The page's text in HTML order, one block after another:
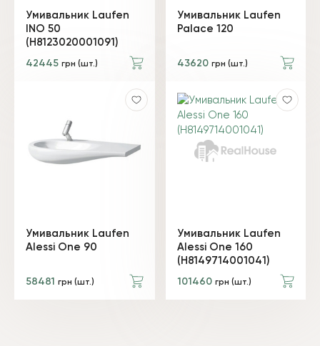
Умивальник Laufen
INO 50
(H8123020001091)
42445 грн (шт.)
Умивальник Laufen
Palace 120
43620 грн (шт.)
Умивальник Laufen
Alessi One 90
58481 грн (шт.)
Умивальник Laufen
Alessi One 160
(H8149714001041)
101460 грн (шт.)